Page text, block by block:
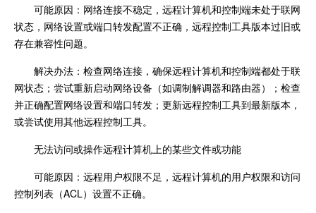
可能原因：网络连接不稳定，远程计算机和控制端未处于联网
状态，网络设置或端口转发配置不正确，远程控制工具版本过旧或
存在兼容性问题。
解决办法：检查网络连接，确保远程计算机和控制端都处于联
网状态；尝试重新启动网络设备（如调制解调器和路由器）；检查
并正确配置网络设置和端口转发；更新远程控制工具到最新版本，
或尝试使用其他远程控制工具。
无法访问或操作远程计算机上的某些文件或功能
可能原因：远程用户权限不足，远程计算机的用户权限和访问
控制列表（ACL）设置不正确。